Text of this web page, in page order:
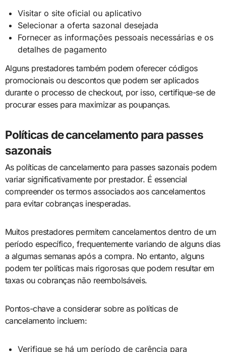
Visitar o site oficial ou aplicativo
Selecionar a oferta sazonal desejada
Fornecer as informações pessoais necessárias e os
detalhes de pagamento
Alguns prestadores também podem oferecer códigos
promocionais ou descontos que podem ser aplicados
durante o processo de checkout, por isso, certifique-se de
procurar esses para maximizar as poupanças.
Políticas de cancelamento para passes
sazonais
As políticas de cancelamento para passes sazonais podem
variar significativamente por prestador. É essencial
compreender os termos associados aos cancelamentos
para evitar cobranças inesperadas.
Muitos prestadores permitem cancelamentos dentro de um
período específico, frequentemente variando de alguns dias
a algumas semanas após a compra. No entanto, alguns
podem ter políticas mais rigorosas que podem resultar em
taxas ou cobranças não reembolsáveis.
Pontos-chave a considerar sobre as políticas de
cancelamento incluem:
Verifique se há um período de carência para